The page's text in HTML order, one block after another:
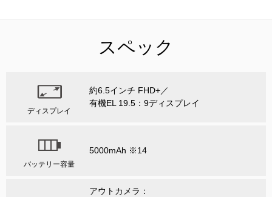
スペック
ディスプレイ
約6.5インチ FHD+／
有機EL 19.5：9ディスプレイ
バッテリー容量
5000mAh ※14
アウトカメラ：